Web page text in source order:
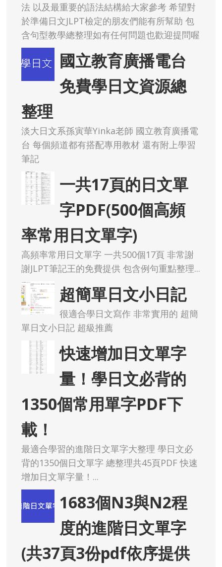
法 以及最重要的語法結構給大家參考 希望對
於準備日文JLPT檢定的朋友們能有所幫助 包
含句型教學總整理如有任何問題也歡迎提問喔
國立教育廣播電台
免費學日文資源總
整理
淡大日文系孫寅華Yinka老師 國立教育廣播電
台 每個頻道都有搭配專用教材 還有附上學習
筆記
一共17頁的日文單
字PDF(500個高頻
率常用日文單字)
高頻率常用日文單字 一共500個17頁 非常謝
謝JLPT筆記王的免費提供 包含例句重點整理...
超簡單日文小日記
很適合學日文寫作 非常實用的 超簡
單日文小日記 超級推薦
快速增加日文單字
量！學日文必背的
1350個常用單字PDF下
載！
最適合學習的進階日文單字大整理 學日文必
背的1350個日文單字 總整理共45頁PDF 快速
增加日文單字量！...
1683個N3與N2程
度的進階日文單字
(共37頁3份pdf依序提供